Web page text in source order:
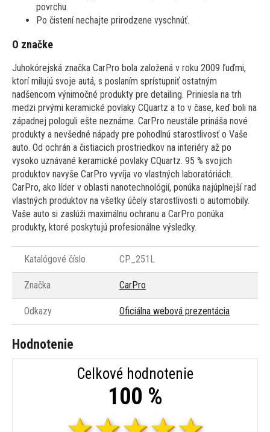
povrchu.
Po čistení nechajte prirodzene vyschnúť.
O značke
Juhokórejská značka CarPro bola založená v roku 2009 ľuďmi,
ktorí milujú svoje autá, s poslaním sprístupniť ostatným
nadšencom výnimočné produkty pre detailing. Priniesla na trh
medzi prvými keramické povlaky CQuartz a to v čase, keď boli na
západnej pologuli ešte neznáme. CarPro neustále prináša nové
produkty a nevšedné nápady pre pohodlnú starostlivosť o Vaše
auto. Od ochrán a čistiacich prostriedkov na interiéry až po
vysoko uznávané keramické povlaky CQuartz. 95 % svojich
produktov navyše CarPro vyvíja vo vlastných laboratóriách.
CarPro, ako líder v oblasti nanotechnológií, ponúka najúplnejší rad
vlastných produktov na všetky účely starostlivosti o automobily.
Vaše auto si zaslúži maximálnu ochranu a CarPro ponúka
produkty, ktoré poskytujú profesionálne výsledky.
Katalógové číslo CP_251L
Značka CarPro
Odkazy Oficiálna webová prezentácia
Hodnotenie
Celkové hodnotenie
100 %